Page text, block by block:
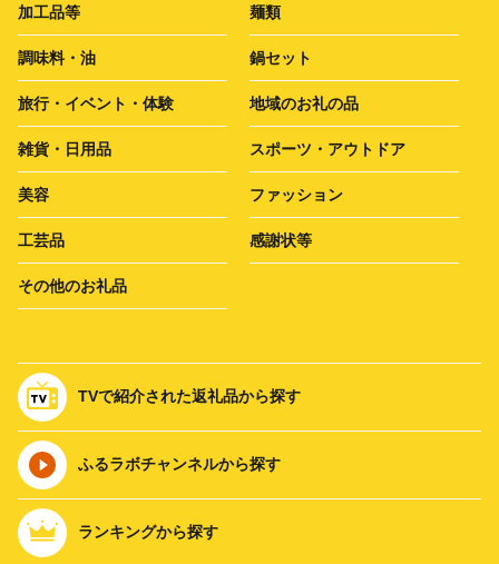
加工品等 麺類
調味料・油 鍋セット
旅行・イベント・体験 地域のお礼の品
雑貨・日用品 スポーツ・アウトドア
美容 ファッション
工芸品 感謝状等
その他のお礼品
TVで紹介された返礼品から探す
ふるラボチャンネルから探す
ランキングから探す